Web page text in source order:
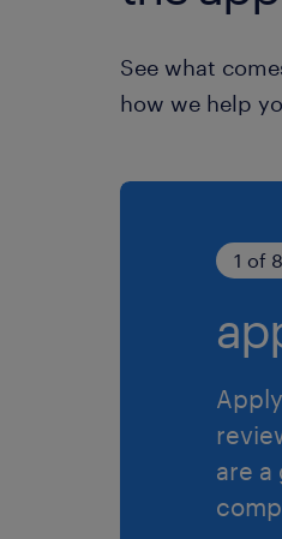
See what
how we help
1 of 8
are a